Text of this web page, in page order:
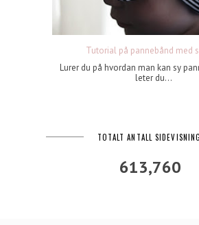
Tutorial på pannebånd med
Lurer du på hvordan man kan sy
leter du...
TOTALT ANTALL
613,760